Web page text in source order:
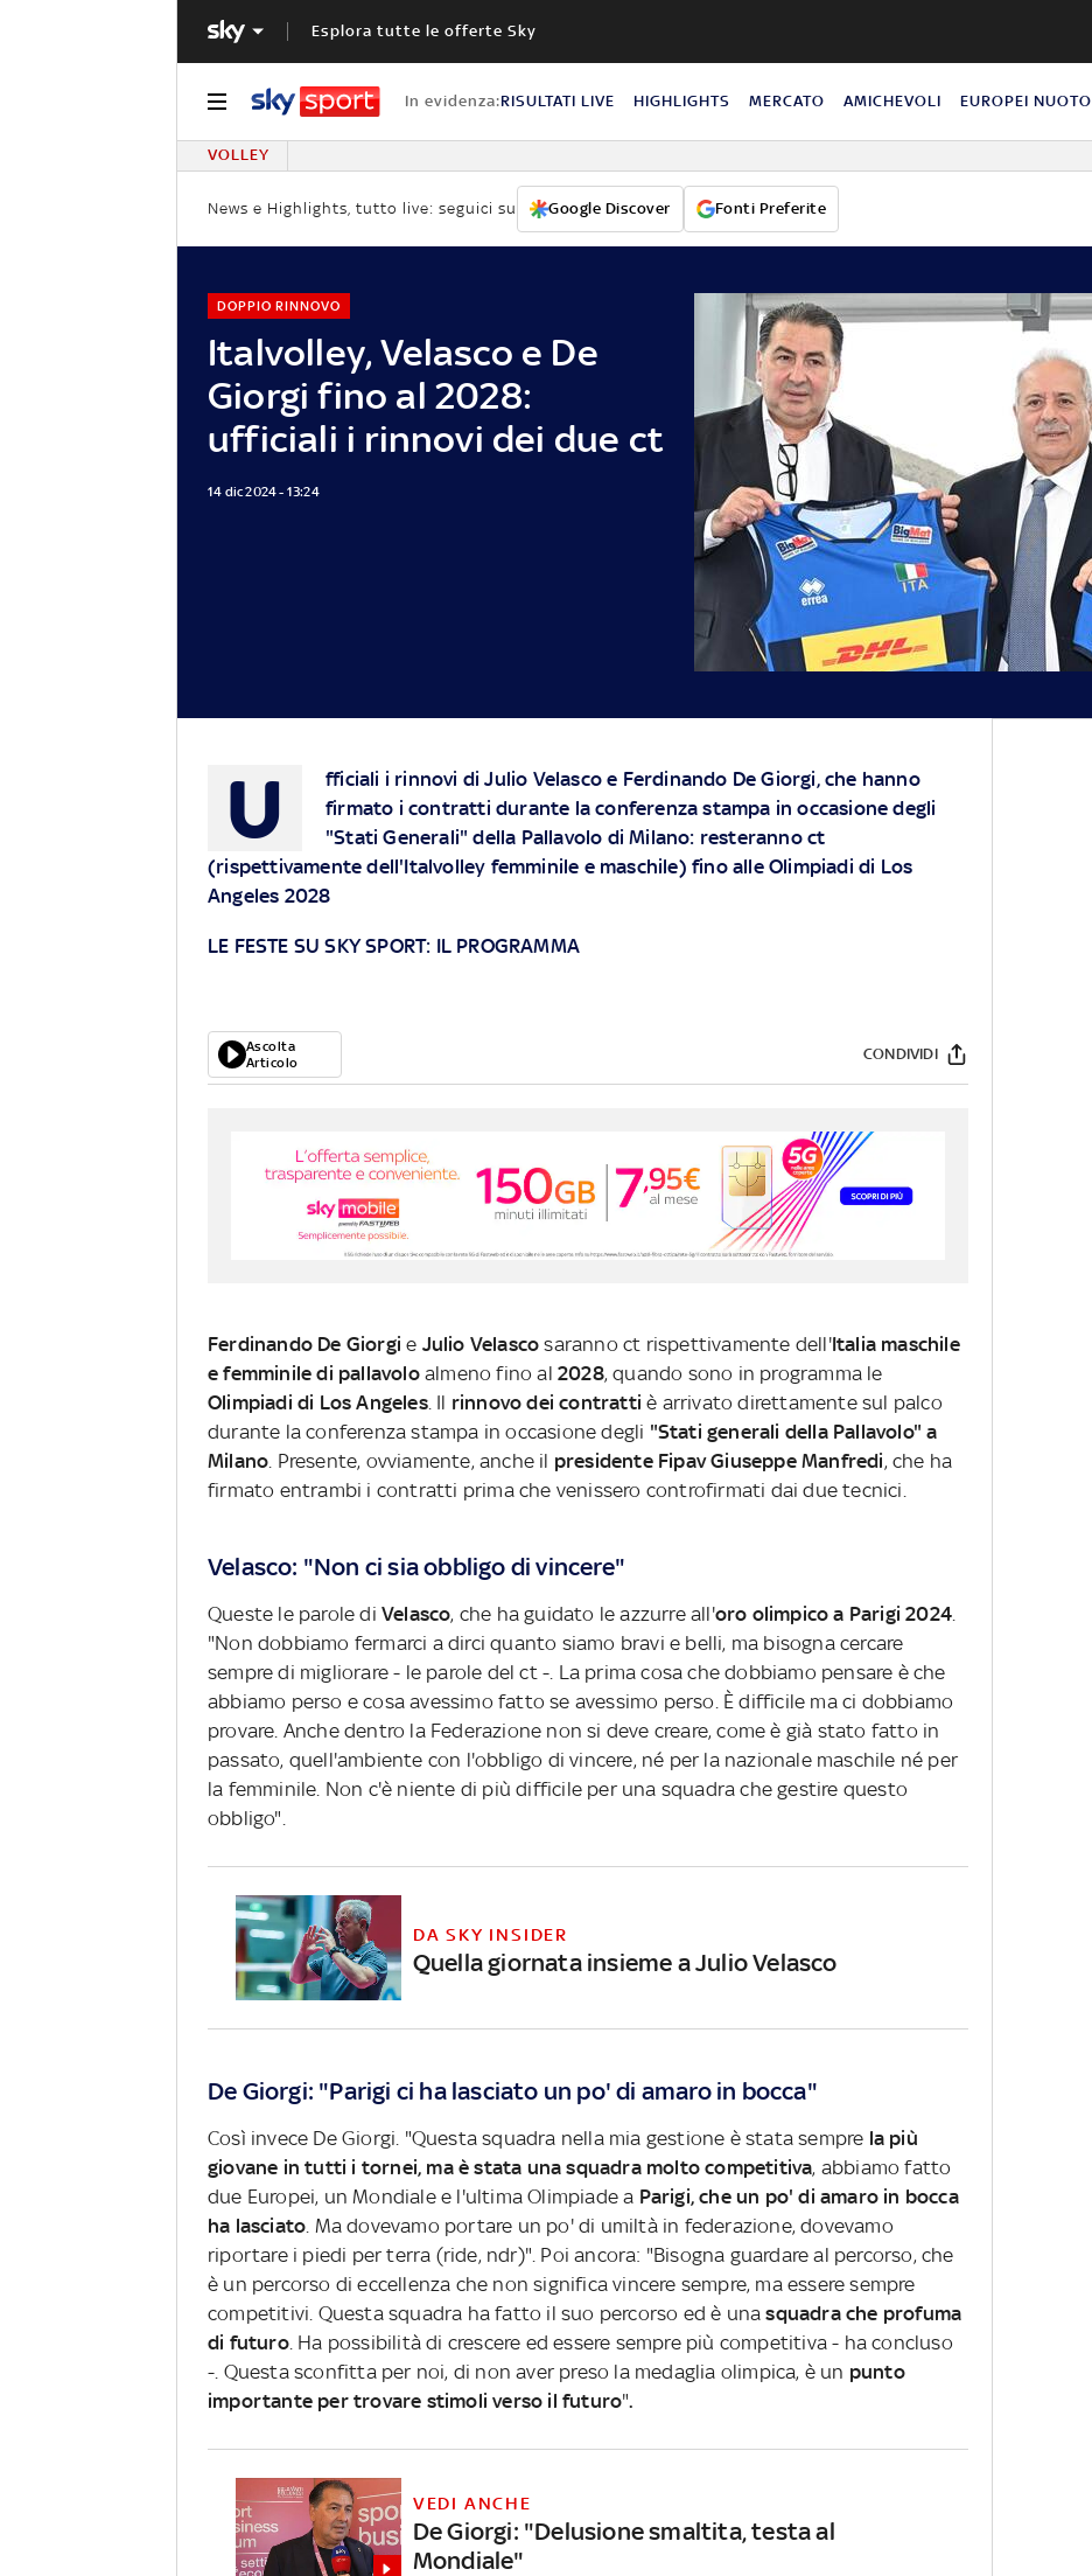
Esplora tutte le offerte Sky
In evidenza:RISULTATI LIVE HIGHLIGHTS MERCATO AMICHEVOLI EUROPEI NUOTO
VOLLEY
News e Highlights, tutto live: seguici su Google Discover Fonti Preferite
Italvolley, Velasco e De
Giorgi fino al 2028:
ufficiali i rinnovi dei due ct
DOPPIO RINNOVO
14 dic 2024 - 13:24
U
fficiali i rinnovi di Julio Velasco e Ferdinando De Giorgi, che hanno
firmato i contratti durante la conferenza stampa in occasione degli
"Stati Generali" della Pallavolo di Milano: resteranno ct
(rispettivamente dell'Italvolley femminile e maschile) fino alle Olimpiadi di Los
Angeles 2028
LE FESTE SU SKY SPORT: IL PROGRAMMA
Ascolta
Articolo
CONDIVIDI
Ferdinando De Giorgi e Julio Velasco saranno ct rispettivamente dell'Italia maschile
e femminile di pallavolo almeno fino al 2028, quando sono in programma le
Olimpiadi di Los Angeles. Il rinnovo dei contratti è arrivato direttamente sul palco
durante la conferenza stampa in occasione degli "Stati generali della Pallavolo" a
Milano. Presente, ovviamente, anche il presidente Fipav Giuseppe Manfredi, che ha
firmato entrambi i contratti prima che venissero controfirmati dai due tecnici.
Velasco: "Non ci sia obbligo di vincere"
Queste le parole di Velasco, che ha guidato le azzurre all'oro olimpico a Parigi 2024.
"Non dobbiamo fermarci a dirci quanto siamo bravi e belli, ma bisogna cercare
sempre di migliorare - le parole del ct -. La prima cosa che dobbiamo pensare è che
abbiamo perso e cosa avessimo fatto se avessimo perso. È difficile ma ci dobbiamo
provare. Anche dentro la Federazione non si deve creare, come è già stato fatto in
passato, quell'ambiente con l'obbligo di vincere, né per la nazionale maschile né per
la femminile. Non c'è niente di più difficile per una squadra che gestire questo
obbligo".
DA SKY INSIDER
Quella giornata insieme a Julio Velasco
De Giorgi: "Parigi ci ha lasciato un po' di amaro in bocca"
Così invece De Giorgi. "Questa squadra nella mia gestione è stata sempre la più
giovane in tutti i tornei, ma è stata una squadra molto competitiva, abbiamo fatto
due Europei, un Mondiale e l'ultima Olimpiade a Parigi, che un po' di amaro in bocca
ha lasciato. Ma dovevamo portare un po' di umiltà in federazione, dovevamo
riportare i piedi per terra (ride, ndr)". Poi ancora: "Bisogna guardare al percorso, che
è un percorso di eccellenza che non significa vincere sempre, ma essere sempre
competitivi. Questa squadra ha fatto il suo percorso ed è unasquadra che profuma
di futuro. Ha possibilità di crescere ed essere sempre più competitiva - ha concluso
-. Questa sconfitta per noi, di non aver preso la medaglia olimpica, è un punto
importante per trovare stimoli verso il futuro".
VEDI ANCHE
De Giorgi: "Delusione smaltita, testa al
Mondiale"